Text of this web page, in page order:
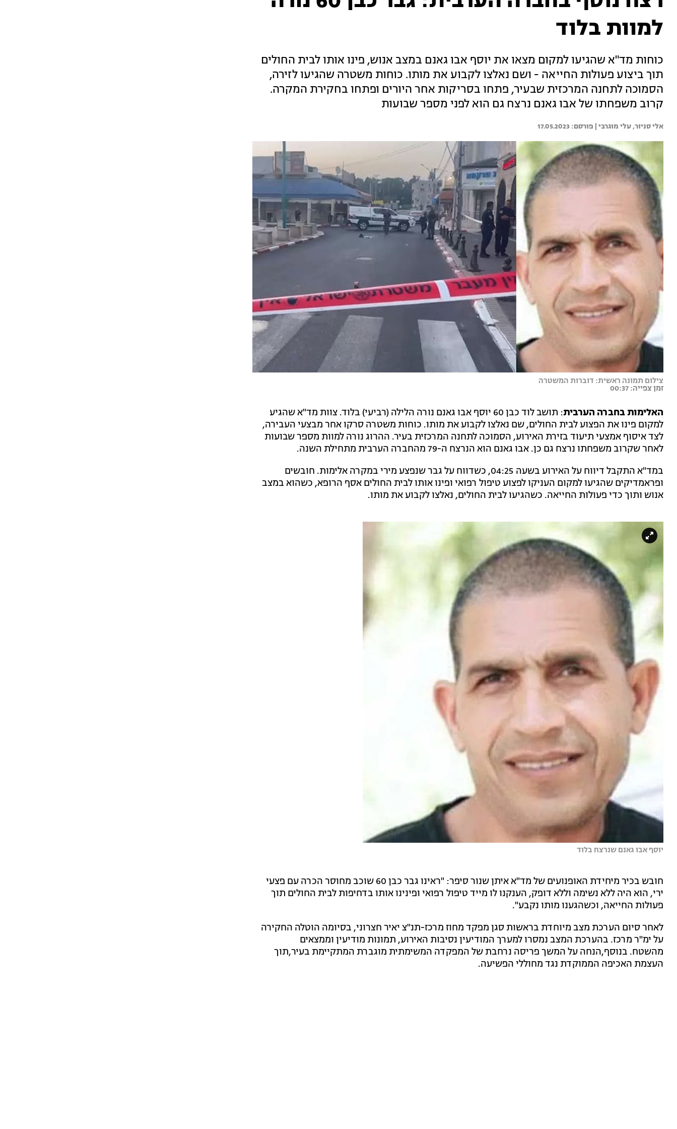
למוות בלוד
כוחות מד"א שהגיעו למקום מצאו את יוסף אבו גאנם במצב אנוש, פינו אותו לבית החולים
תוך ביצוע פעולות החייאה - ושם נאלצו לקבוע את מותו. כוחות משטרה שהגיעו לזירה,
הסמוכה לתחנה המרכזית שבעיר, פתחו בסריקות אחר היורים ופתחו בחקירת המקרה.
קרוב משפחתו של אבו גאנם נרצח גם הוא לפני מספר שבועות
אלי סניור, עלי מוגרבי | 17.05.2023
צילום תמונה ראשית: דוברות המשטרה
זמן צפייה: 00:37
האלימות בחברה הערבית
: תושב לוד כבן 60 יוסף אבו גאנם נורה הלילה (רביעי) בלוד. צוות מד"א שהגיע
למקום פינו את הפצוע לבית החולים, שם נאלצו לקבוע את מותו. כוחות משטרה סרקו אחר מבצעי העבירה,
לצד איסוף אמצעי תיעוד בזירת האירוע, הסמוכה לתחנה המרכזית בעיר. ההרוג נורה למוות מספר שבועות
לאחר שקרוב משפחתו נרצח גם כן. אבו גאנם הוא הנרצח ה-79 מהחברה הערבית מתחילת השנה.
במד"א התקבל דיווח על האירוע בשעה 04:25, כשדווח על גבר שנפצע מירי במקרה אלימות. חובשים
ופראמדיקים שהגיעו למקום העניקו לפצוע טיפול רפואי ופינו אותו לבית החולים אסף הרופא, כשהוא במצב
אנוש ותוך כדי פעולות החייאה. כשהגיעו לבית החולים, נאלצו לקבוע את מותו.
יוסף אבו גאנם שנרצח בלוד
חובש בכיר מיחידת האופנועים של מד"א איתן שנור סיפר: "ראינו גבר כבן 60 שוכב מחוסר הכרה עם פצעי
ירי, הוא היה ללא נשימה וללא דופק, הענקנו לו מייד טיפול רפואי ופינינו אותו בדחיפות לבית החולים תוך
פעולות החייאה, וכשהגענו מותו נקבע".
לאחר סיום הערכת מצב מיוחדת בראשות סגן מפקד מחוז מרכז-תנ"צ יאיר חצרוני, בסיומה הוטלה החקירה
על ימ"ר מרכז. בהערכת המצב נמסרו למערך המודיעין נסיבות האירוע, תמונות מודיעין וממצאים
מהשטח. בנוסף,הנחה על המשך פריסה נרחבת של המפקדה המשימתית מוגברת המתקיימת בעיר,תוך
העצמת האכיפה הממוקדת נגד מחוללי הפשיעה.